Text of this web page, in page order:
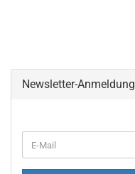
Newsletter-Anmeldung
ZUR
E-
Mail